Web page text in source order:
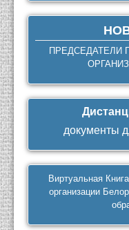
документы
Виртуальная
организации